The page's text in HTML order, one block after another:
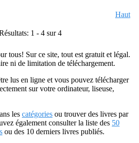
Haut
1 - 4 sur 4
tous! Sur ce site, tout est gratuit et légal.
ni de limitation de téléchargement.
lus en ligne et vous pouvez télécharger
sur votre ordinateur, liseuse,
les catégories ou trouver des livres par
également consulter la liste des 50
ou des 10 derniers livres publiés.